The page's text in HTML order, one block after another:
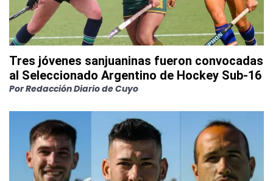
Tres jóvenes sanjuaninas fueron convocadas
al Seleccionado Argentino de Hockey Sub-16
PorRedacción Diario de Cuyo